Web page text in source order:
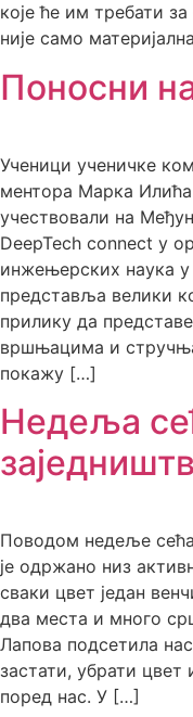
које ће им требати
није само
Поносни
Ученици ученичке
ментора Марка
учествовали на
DeepTech connect у
инжењерских наука у
представља велики
прилику да
вршњацима и
покажу […]
Недеља
Поводом недеље
је одржано низ
сваки цвет један
два места и много
Лапова подсетила
застати, убрати
поред нас. У […]